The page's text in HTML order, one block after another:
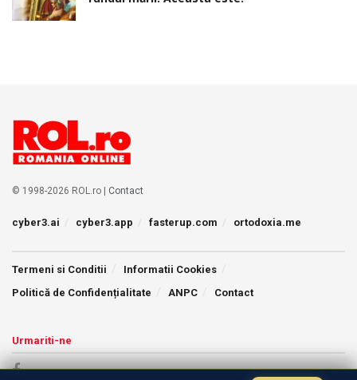
© 1998-2026 ROL.ro | Contact
cyber3.ai cyber3.app fasterup.com ortodoxia.me
Termeni si Conditii
Informatii Cookies
Politică de Confidențialitate
ANPC Contact
Urmariti-ne